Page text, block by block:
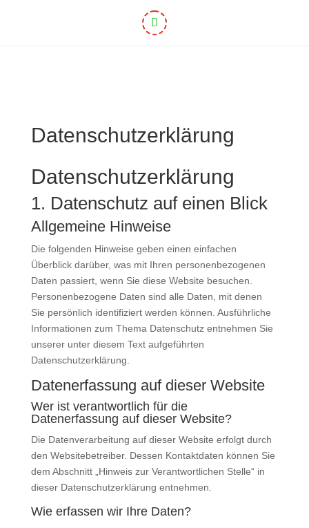
Datenschutzerklärung
Datenschutz­erklärung
1. Datenschutz auf einen Blick
Allgemeine Hinweise
Die folgenden Hinweise geben einen einfachen
Überblick darüber, was mit Ihren personenbezogenen
Daten passiert, wenn Sie diese Website besuchen.
Personenbezogene Daten sind alle Daten, mit denen
Sie persönlich identifiziert werden können. Ausführliche
Informationen zum Thema Datenschutz entnehmen Sie
unserer unter diesem Text aufgeführten
Datenschutzerklärung.
Datenerfassung auf dieser Website
Wer ist verantwortlich für die
Datenerfassung auf dieser Website?
Die Datenverarbeitung auf dieser Website erfolgt durch
den Websitebetreiber. Dessen Kontaktdaten können Sie
dem Abschnitt „Hinweis zur Verantwortlichen Stelle“ in
dieser Datenschutzerklärung entnehmen.
Wie erfassen wir Ihre Daten?